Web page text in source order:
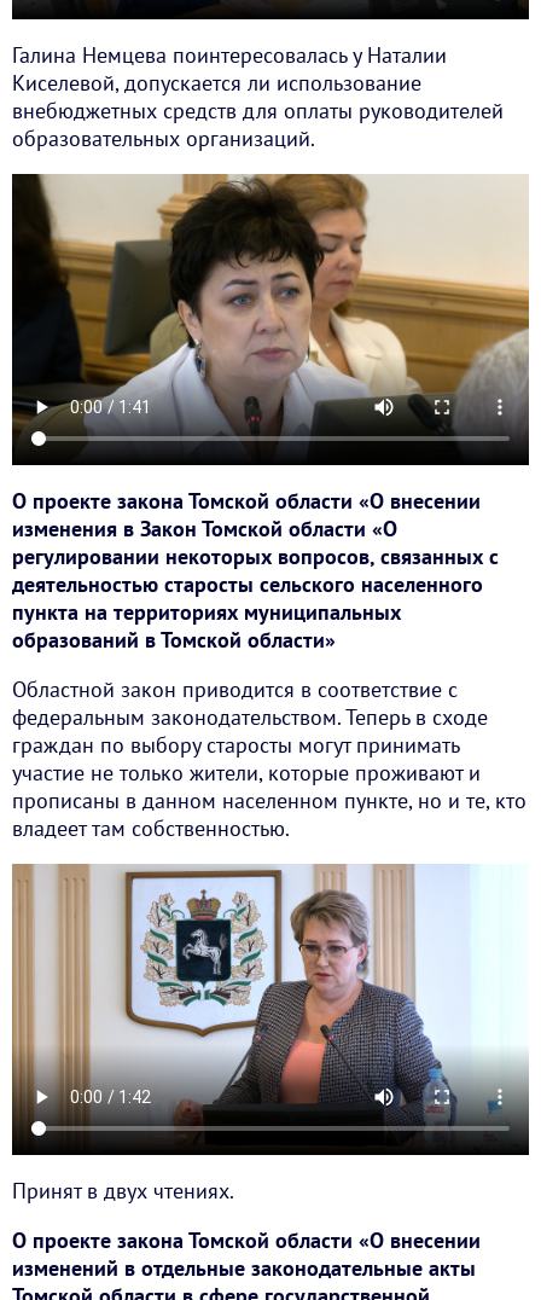
Галина Немцева поинтересовалась у Наталии
Киселевой, допускается ли использование
внебюджетных средств для оплаты руководителей
образовательных организаций.
О проекте закона Томской области «О внесении
изменения в Закон Томской области «О
регулировании некоторых вопросов, связанных с
деятельностью старосты сельского населенного
пункта на территориях муниципальных
образований в Томской области»
Областной закон приводится в соответствие с
федеральным законодательством. Теперь в сходе
граждан по выбору старосты могут принимать
участие не только жители, которые проживают и
прописаны в данном населенном пункте, но и те, кто
владеет там собственностью.
Принят в двух чтениях.
О проекте закона Томской области «О внесении
изменений в отдельные законодательные акты